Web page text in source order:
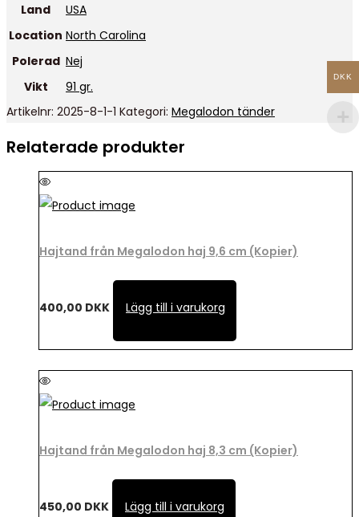
Land
USA
Location North Carolina
Polerad Nej
Vikt
91 gr.
Artikelnr: 2025-8-1-1 Kategori: Megalodon tänder
Relaterade produkter
Hajtand från Megalodon haj 9,6 cm (Kopier)
400,00 DKK Lägg till i varukorg
Hajtand från Megalodon haj 8,3 cm (Kopier)
450,00 DKK Lägg till i varukorg
DKK